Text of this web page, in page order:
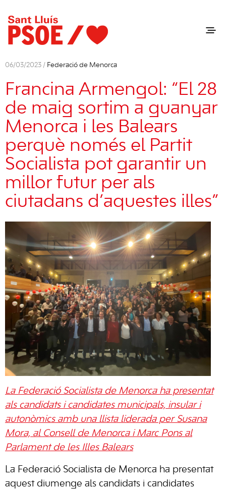
06/03/2023 / Federació de Menorca
Francina Armengol: “El 28
de maig sortim a guanyar
Menorca i les Balears
perquè només el Partit
Socialista pot garantir un
millor futur per als
ciutadans d’aquestes illes”
La Federació Socialista de Menorca ha presentat
als candidats i candidates municipals, insular i
autonòmics amb una llista liderada per Susana
Mora, al Consell de Menorca i Marc Pons al
Parlament de les Illes Balears
La Federació Socialista de Menorca ha presentat
aquest diumenge als candidats i candidates